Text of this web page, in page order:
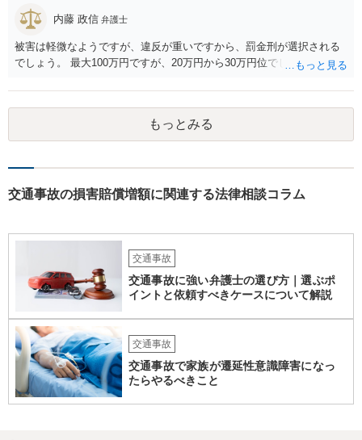
旨は、文脈が分かりませんので、ちょっと分かりかねてしまいます。
ひょっとしたら修理工場が「盛っている」可能性を疑っているかもし
れませんね。 保険会社は、協定金額×相手の過失割合％の算式で支払
われた金額で淡々と賠償するのみです。
内藤 政信 弁護士
被害は軽微なようですが、違反が重いですから、罰金刑が選択される
でしょう。 最大100万円ですが、20万円から30万円位でしょうか。
もっとみる
交通事故の損害賠償増額に関連する法律相談コラム
交通事故
交通事故に強い弁護士の選び方｜選ぶポ
イントと依頼すべきケースについて解説
交通事故
交通事故で家族が遷延性意識障害になっ
たらやるべきこと